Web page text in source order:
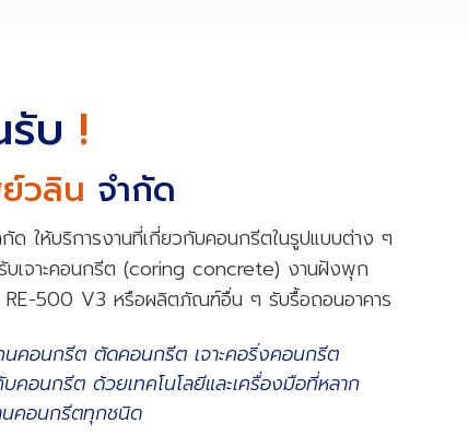
บ !
วลิน จำกัด
ให้บริการงานที่เกี่ยวกับคอนกรีตในรูปแบบต่าง ๆ
บเจาะคอนกรีต (coring concrete) งานฝังพุก
RE-500 V3 หรือผลิตภัณฑ์อื่น ๆ รับรื้อถอนอาคาร
นคอนกรีต ตัดคอนกรีต เจาะคอริ่งคอนกรีต
คอนกรีต ด้วยเทคโนโลยีและเครื่องมือที่หลาก
นคอนกรีตทุกชนิด